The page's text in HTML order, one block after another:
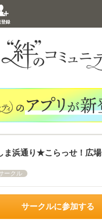
登録
ま浜通り★こらっせ！広場
ークル
サークルに参加する